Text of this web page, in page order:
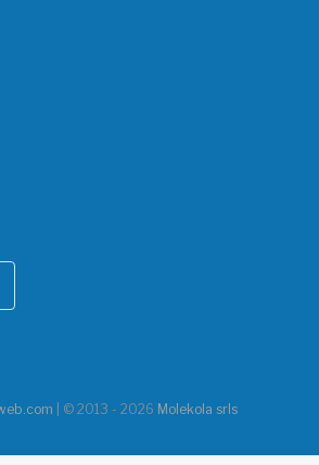
| © 2013 - 2026 Molekola srls